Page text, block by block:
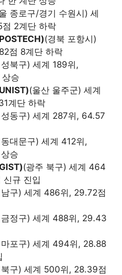
종로구/경기 수원시) 세
2계단 하락
(경북 포항시)
점 8계단 하락
북구) 세계 189위,
승
(울산 울주군) 세계
계단 하락
동구) 세계 287위, 64.57
대문구) 세계 412위,
승
(광주 북구) 세계 464
규 진입
구) 세계 486위, 29.72점
정구) 세계 488위, 29.43
포구) 세계 494위, 28.88
구) 세계 500위, 28.39점